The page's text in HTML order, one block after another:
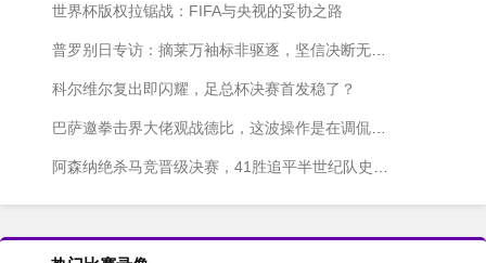
世界杯版权拉锯战：FIFA与央视的妥协之路
普罗别日专访：摘莱万袖标非驱逐，坚信决断无愧于心
科尔维尔复出即闪耀，足总杯决赛首发稳了？
巴萨邀拳击界大佬观战德比，这波操作是在调侃皇马内斗吗？
阿森纳绝杀马竞晋级决赛，41胜追平半世纪队史纪录！